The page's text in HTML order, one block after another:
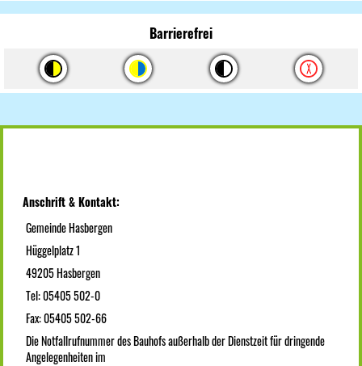
Barrierefrei
Anschrift & Kontakt:
Gemeinde Hasbergen
Hüggelplatz 1
49205 Hasbergen
Tel: 05405 502-0
Fax: 05405 502-66
Die Notfallrufnummer des Bauhofs außerhalb der Dienstzeit für dringende
Angelegenheiten im